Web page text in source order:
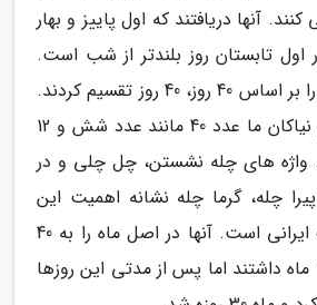
آنها دریافتند که اول پاییز و بهار
اول تابستان روز بلندتر از شب است.
آنها گاه شماری خود را بر اساس 40 روز، 40 روز تقسیم کردند.
در فرهنگ ایرانیان و نیاکان ما عدد 40 مانند عدد شش و 12
های چله نشستن، چل چلی و در
چله، گرما چله نشانه اهمیت این
عدد در میان فرهنگ ایرانی است. آنها در اصل ماه را به 40
روز تقسیم کردند و 9 ماه داشتند اما پس از مدتی این روزها